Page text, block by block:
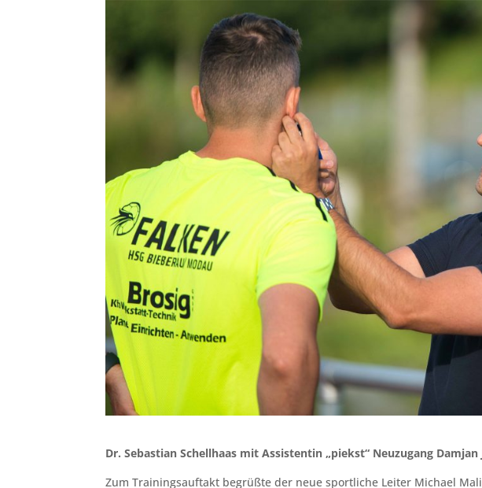
Dr. Sebastian Schellhaas mit Assistentin „piekst“ Neuzugang Damjan
Zum Trainingsauftakt begrüßte der neue sportliche Leiter Michael